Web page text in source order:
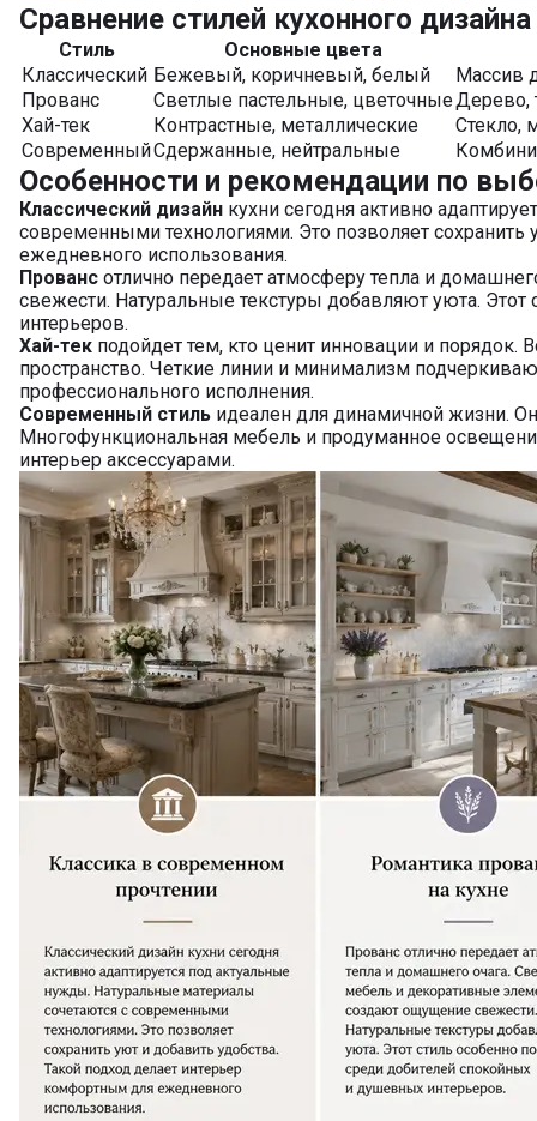
Сравнение стилей кухонного дизайна
Стиль
Основные цвета
Классический Бежевый, коричневый, белый
Массив
Прованс
Светлые пастельные, цветочныеДерево,
Хай-тек
Контрастные, металлические
Стекло,
СовременныйСдержанные, нейтральные
Особенности и рекомендации по
Классический дизайн кухни сегодня активно
современными технологиями. Это позволяет
ежедневного использования.
Прованс отлично передает атмосферу тепла и
свежести. Натуральные текстуры добавляют уюта.
интерьеров.
Хай-тек подойдет тем, кто ценит инновации и
пространство. Четкие линии и минимализм
профессионального исполнения.
Современный стиль идеален для динамичной жизни.
Многофункциональная мебель и продуманное
интерьер аксессуарами.